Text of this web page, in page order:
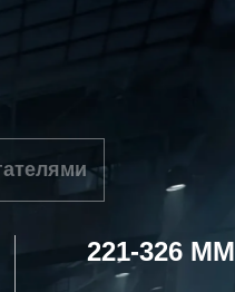
221-326 ММ